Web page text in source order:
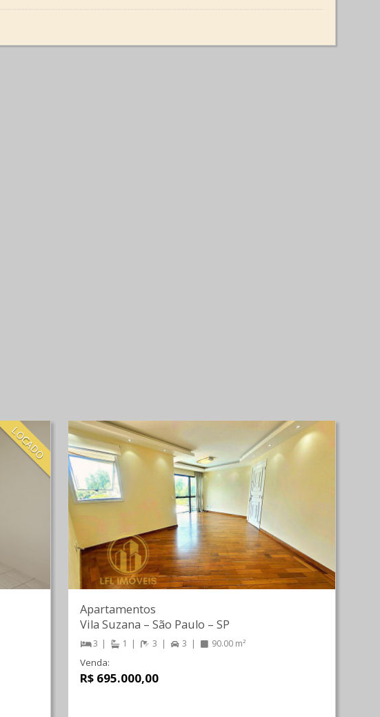
LOCADO
Apartamentos
Vila Suzana –São Paulo –SP
3 1 3 3 90.00 m²
Venda:
R$ 695.000,00